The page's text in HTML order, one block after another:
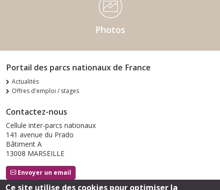
Photos
Portail des parcs nationaux de France
Actualités
Offres d'emploi / stages
Contactez-nous
Cellule inter-parcs nationaux
141 avenue du Prado
Bâtiment A
13008 MARSEILLE
Envoyer un email
Ce site utilise des cookies pour optimiser la